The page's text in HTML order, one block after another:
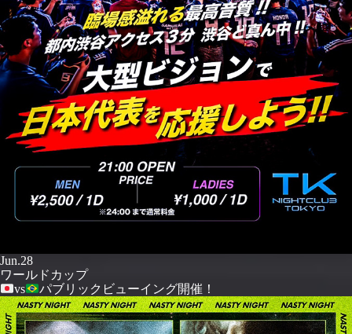
Jun.28
ワールドカップ
vs
パブリックビューイング開催！